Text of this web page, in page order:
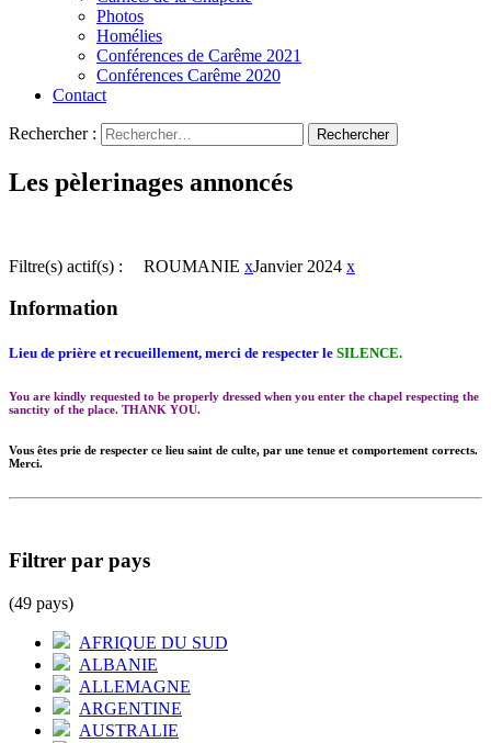
Photos
Homélies
Conférences de Carême 2021
Conférences Carême 2020
Contact
Rechercher :
Les pèlerinages annoncés
Filtre(s) actif(s) : ROUMANIE xJanvier 2024 x
Information
Lieu de prière et recueillement, merci de respecter le SILENCE.
You are kindly requested to be properly dressed when you enter the chapel respecting the
sanctity of the place. THANK YOU.
Vous êtes prie de respecter ce lieu saint de culte, par une tenue et comportement corrects.
Merci.
Filtrer par pays
(49 pays)
AFRIQUE DU SUD
ALBANIE
ALLEMAGNE
ARGENTINE
AUSTRALIE